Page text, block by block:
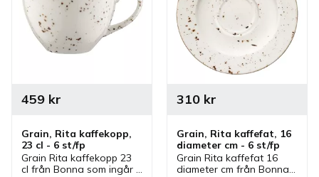
Grain, Rita kaffekopp,
23 cl - 6 st/fp
Grain Rita kaffekopp 23
cl från Bonna som ingår i
459kr
Grain, Rita kaffefat, 16
diameter cm - 6 st/fp
Grain Rita kaffefat 16
diameter cm från Bonna
310kr